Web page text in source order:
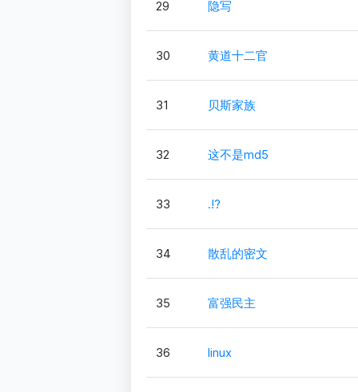
29 隐写
30 黄道十二官
31 贝斯家族
32 这不是md5
33 .!?
34 散乱的密文
35 富强民主
36 linux